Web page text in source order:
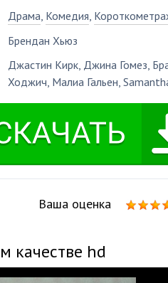
Драма, Комедия,
Брендан Хьюз
Джастин Кирк, Джина Гомез,
Ходжич, Малиа Гальен,
Ваша оценка
качестве hd